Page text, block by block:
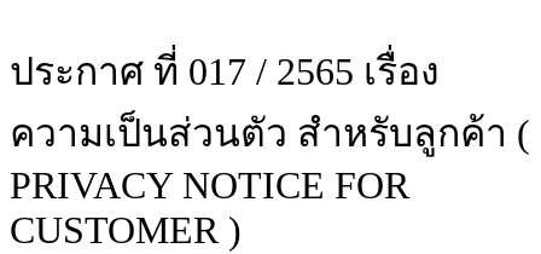
ประกาศ ที่ 017 / 2565 เรื่อง
ความเป็นส่วนตัว สำหรับลูกค้า (
PRIVACY NOTICE FOR
CUSTOMER )